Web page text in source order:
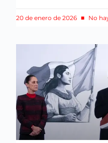
20 de enero de 2026 No